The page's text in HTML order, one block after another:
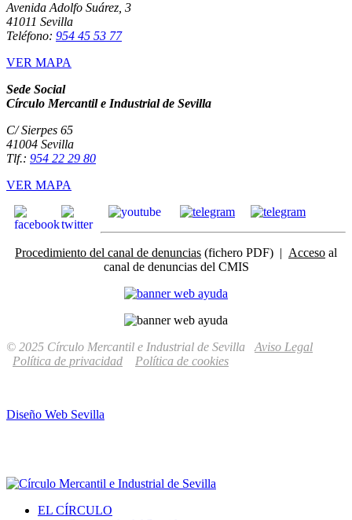
Avenida Adolfo Suárez, 3
41011 Sevilla
Teléfono: 954 45 53 77
VER MAPA
Sede Social
Círculo Mercantil e Industrial de Sevilla
C/ Sierpes 65
41004 Sevilla
Tlf.: 954 22 29 80
VER MAPA
Procedimiento del canal de denuncias (fichero PDF) | Acceso al
canal de denuncias del CMIS
© 2025 Círculo Mercantil e Industrial de Sevilla Aviso Legal
Política de privacidad
Política de cookies
Diseño Web Sevilla
EL CÍRCULO